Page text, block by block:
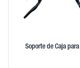
Soporte de Caja para